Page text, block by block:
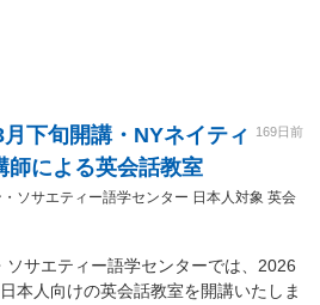
下旬開講・NYネイティ
師による英会話教室
169日前
ソサエティー語学センター 日本人対象 英会
ソサエティー語学センターでは、2026
本人向けの英会話教室を開講いたしま